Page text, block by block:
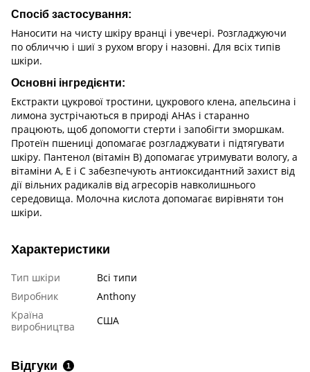
Спосіб застосування:
Наносити на чисту шкіру вранці і увечері. Розгладжуючи
по обличчю і шиї з рухом вгору і назовні. Для всіх типів
шкіри.
Основні інгредієнти:
Екстракти цукрової тростини, цукрового клена, апельсина і
лимона зустрічаються в природі АHАs і старанно
працюють, щоб допомогти стерти і запобігти зморшкам.
Протеїн пшениці допомагає розгладжувати і підтягувати
шкіру. Пантенол (вітамін B) допомагає утримувати вологу, а
вітаміни A, E і C забезпечують антиоксидантний захист від
дії вільних радикалів від агресорів навколишнього
середовища. Молочна кислота допомагає вирівняти тон
шкіри.
Характеристики
Тип шкіри
Всі типи
Виробник
Anthony
Країна
виробництва
США
Відгуки 1